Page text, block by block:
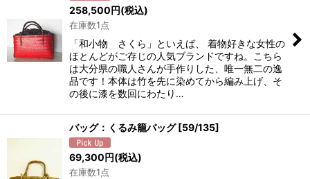
絞り込む
258,500円(税込)
在庫数1点
「和小物 さくら」といえば、 着物好きな女性の
ほとんどがご存じの人気ブランドですね。こちら
は大分県の職人さんが手作りした、唯一無二の逸
品です！本体は竹を先に染めてから編み上げ、そ
の後に漆を数回にわたり…
バッグ：くるみ籠バッグ [59/135]
69,300円(税込)
在庫数1点